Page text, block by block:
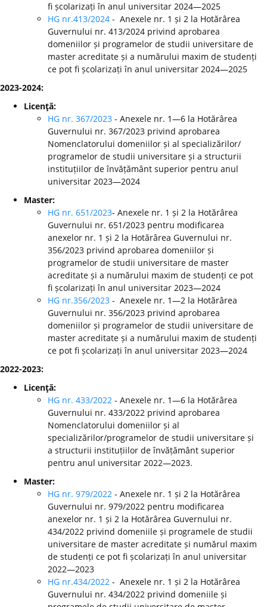
fi școlarizați în anul universitar 2024—2025
HG nr.413/2024 - Anexele nr. 1 și 2 la Hotărârea
Guvernului nr. 413/2024 privind aprobarea
domeniilor și programelor de studii universitare de
master acreditate și a numărului maxim de studenți
ce pot fi școlarizați în anul universitar 2024—2025
2023-2024:
Licenţă:
HG nr. 367/2023 - Anexele nr. 1—6 la Hotărârea
Guvernului nr. 367/2023 privind aprobarea
Nomenclatorului domeniilor și al specializărilor/
programelor de studii universitare și a structurii
instituțiilor de învățământ superior pentru anul
universitar 2023—2024
Master:
HG nr. 651/2023- Anexele nr. 1 și 2 la Hotărârea
Guvernului nr. 651/2023 pentru modificarea
anexelor nr. 1 și 2 la Hotărârea Guvernului nr.
356/2023 privind aprobarea domeniilor și
programelor de studii universitare de master
acreditate și a numărului maxim de studenți ce pot
fi școlarizați în anul universitar 2023—2024
HG nr.356/2023 - Anexele nr. 1—2 la Hotărârea
Guvernului nr. 356/2023 privind aprobarea
domeniilor și programelor de studii universitare de
master acreditate și a numărului maxim de studenți
ce pot fi școlarizați în anul universitar 2023—2024
2022-2023:
Licenţă:
HG nr. 433/2022 - Anexele nr. 1—6 la Hotărârea
Guvernului nr. 433/2022 privind aprobarea
Nomenclatorului domeniilor și al
specializărilor/programelor de studii universitare și
a structurii instituțiilor de învățământ superior
pentru anul universitar 2022—2023.
Master:
HG nr. 979/2022 - Anexele nr. 1 și 2 la Hotărârea
Guvernului nr. 979/2022 pentru modificarea
anexelor nr. 1 și 2 la Hotărârea Guvernului nr.
434/2022 privind domeniile și programele de studii
universitare de master acreditate și numărul maxim
de studenți ce pot fi școlarizați în anul universitar
2022—2023
HG nr.434/2022 - Anexele nr. 1 și 2 la Hotărârea
Guvernului nr. 434/2022 privind domeniile și